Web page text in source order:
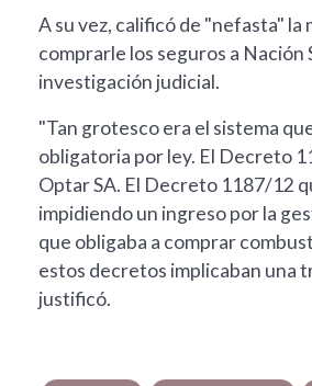
A su vez, calificó de "nefasta"
comprarle los seguros a
investigación judicial.
"Tan grotesco era el sistema
obligatoria por ley. El Decreto
Optar SA. El Decreto 1187/12
impidiendo un ingreso por la
que obligaba a comprar
estos decretos implicaban una
justificó.